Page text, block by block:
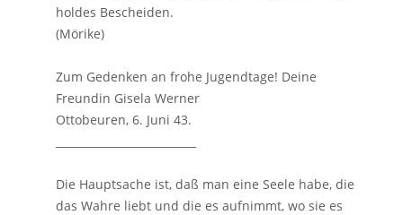
holdes Bescheiden.
(Mörike)
Zum Gedenken an frohe Jugendtage! Deine
Freundin Gisela Werner
Ottobeuren, 6. Juni 43.
Die Hauptsache ist, daß man eine Seele habe, die
das Wahre liebt und die es aufnimmt, wo sie es